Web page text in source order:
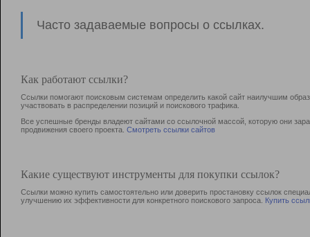
Часто задаваемые вопросы о ссылках.
Как работают ссылки?
Ссылки помогают поисковым системам определить какой сайт наилучшим
участвовать в раcпределении позиций и поискового трафика.
Все успешные бренды владеют сайтами со ссылочной массой, которую они
продвижения своего проекта. Смотреть ссылки сайтов
Какие существуют инструменты для покупки ссылок?
Ссылки можно купить самостоятельно или доверить простановку ссылок
улучшению их эффективности для конкретного поискового запроса. Купить